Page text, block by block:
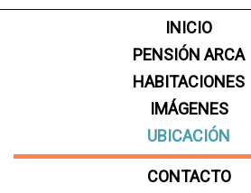
INICIO
PENSIÓN ARCA
HABITACIONES
IMÁGENES
UBICACIÓN
CONTACTO